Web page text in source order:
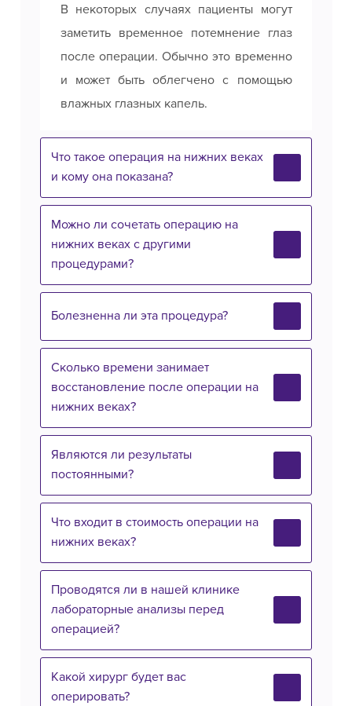
В некоторых случаях пациенты могут
заметить временное потемнение глаз
после операции. Обычно это временно
и может быть облегчено с помощью
влажных глазных капель.
Что такое операция на нижних веках
и кому она показана?
Можно ли сочетать операцию на
нижних веках с другими
процедурами?
Болезненна ли эта процедура?
Сколько времени занимает
восстановление после операции на
нижних веках?
Являются ли результаты
постоянными?
Что входит в стоимость операции на
нижних веках?
Проводятся ли в нашей клинике
лабораторные анализы перед
операцией?
Какой хирург будет вас
оперировать?